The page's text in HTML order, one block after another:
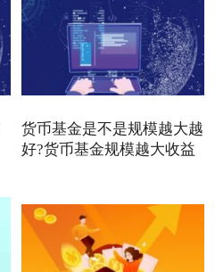
货币基金是不是规模越大越
好?货币基金规模越大收益